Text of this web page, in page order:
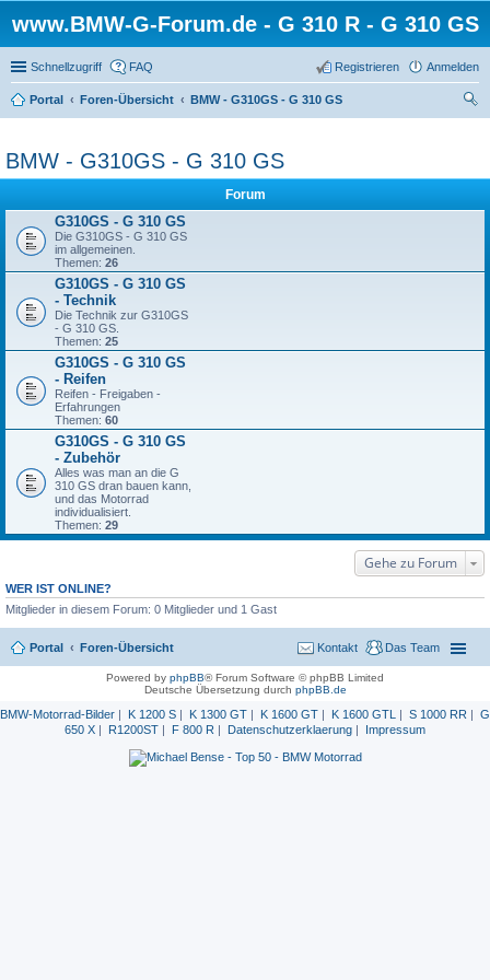
www.BMW-G-Forum.de - G 310 R - G 310 GS
Schnellzugriff FAQ Anmelden
Registrieren
Portal Foren-Übersicht
BMW - G310GS - G 310 GS
BMW - G310GS - G 310 GS
Forum
G310GS - G 310 GS
Die G310GS - G 310 GS
im allgemeinen.
Themen: 26
G310GS - G 310 GS
- Technik
Die Technik zur G310GS
- G 310 GS.
Themen: 25
G310GS - G 310 GS
- Reifen
Reifen - Freigaben -
Erfahrungen
Themen: 60
G310GS - G 310 GS
- Zubehör
Alles was man an die G
310 GS dran bauen kann,
und das Motorrad
individualisiert.
Themen: 29
Gehe zu Forum
WER IST ONLINE?
Mitglieder in diesem Forum: 0 Mitglieder und 1 Gast
Portal Foren-Übersicht Das Team
Kontakt
Powered by phpBB® Forum Software © phpBB Limited
Deutsche Übersetzung durch phpBB.de
BMW-Motorrad-Bilder | K 1200 S | K 1300 GT | K 1600 GT | K 1600 GTL | S 1000 RR | G
650 X | R1200ST | F 800 R | Datenschutzerklaerung | Impressum